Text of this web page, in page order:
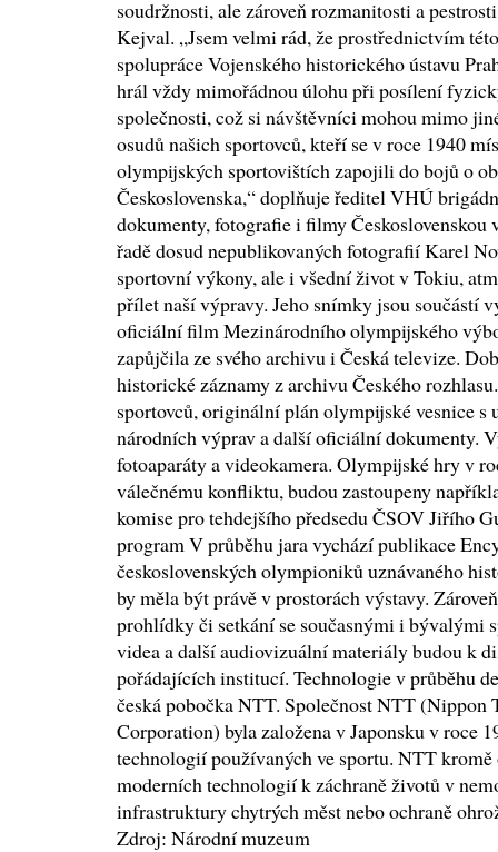
soudržnosti, ale zároveň rozmanitosti a
Kejval. „Jsem velmi rád, že prostřednictvím
spolupráce Vojenského historického ústavu
hrál vždy mimořádnou úlohu při posílení
společnosti, což si návštěvníci mohou mimo
osudů našich sportovců, kteří se v roce 1940
olympijských sportovištích zapojili do bojů o
Československa,“ doplňuje ředitel VHÚ
dokumenty, fotografie i filmy Československou
řadě dosud nepublikovaných fotografií Karel
sportovní výkony, ale i všední život v Tokiu,
přílet naší výpravy. Jeho snímky jsou součástí
oficiální film Mezinárodního olympijského
zapůjčila ze svého archivu i Česká televize.
historické záznamy z archivu Českého
sportovců, originální plán olympijské vesnice
národních výprav a další oficiální dokumenty.
fotoaparáty a videokamera. Olympijské hry v
válečnému konfliktu, budou zastoupeny
komise pro tehdejšího předsedu ČSOV Jiřího
program V průběhu jara vychází publikace
československých olympioniků uznávaného
by měla být právě v prostorách výstavy.
prohlídky či setkání se současnými i bývalými
videa a další audiovizuální materiály budou k
pořádajících institucí. Technologie v průběhu
česká pobočka NTT. Společnost NTT (Nippon
Corporation) byla založena v Japonsku v roce
technologií používaných ve sportu. NTT
moderních technologií k záchraně životů v
infrastruktury chytrých měst nebo ochraně
Zdroj: Národní muzeum